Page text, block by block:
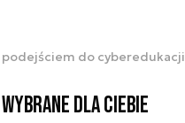
podejściem do cyberedukacji
Wybrane dla Ciebie